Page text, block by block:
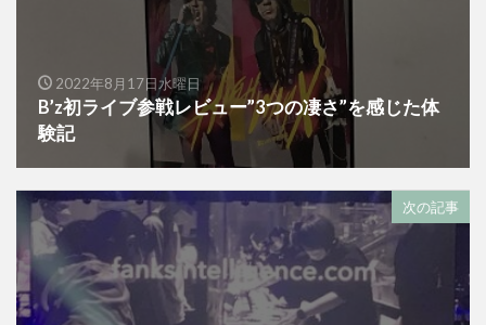
2022年8月17日水曜日
B’z初ライブ参戦レビュー”3つの凄さ”を感じた体
験記
次の記事